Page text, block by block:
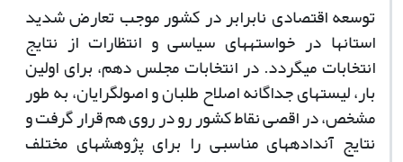
توسعه اقتصادی نابرابر در کشور موجب تعارض شدید
استان­ها در خواسته­های سیاسی و انتظارات از نتایج
انتخابات می­گردد. در انتخابات مجلس دهم، برای اولین
بار، لیست­های جداگانه اصلاح طلبان و اصولگرایان، به طور
مشخص، در اقصی نقاط کشور رو در روی هم قرار گرفت و
نتایج آنداده­های مناسبی را برای پژوهش­های مختلف